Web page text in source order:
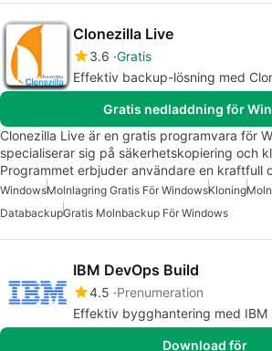
Clonezilla Live
3.6 Gratis
Effektiv backup-lösning med
Gratis nedladdning för
Clonezilla Live är en gratis programvara för
specialiserar sig på säkerhetskopiering och
Programmet erbjuder användare en kraftfull
WindowsMolnlagring Gratis För WindowsKloning
DatabackupGratis Molnbackup För Windows
IBM DevOps Build
4.5 Prenumeration
Effektiv bygghantering med IBM
Download för